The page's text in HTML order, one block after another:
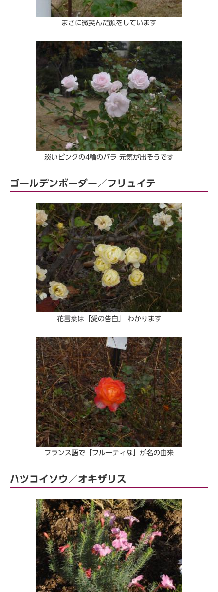
まさに微笑んだ顔をしています
淡いピンクの4輪のバラ 元気が出そうです
ゴールデンボーダー／フリュイテ
花言葉は「愛の告白」 わかります
フランス語で「フルーティな」が名の由来
ハツコイソウ／オキザリス